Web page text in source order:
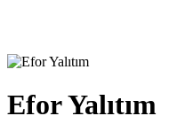
Efor Yalıtım